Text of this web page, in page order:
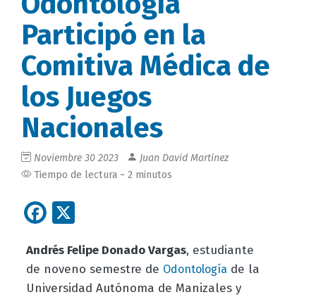
Participó en la
Comitiva Médica de
los Juegos
Nacionales
Noviembre 30 2023
Juan David Martinez
Tiempo de lectura ~ 2 minutos
Facebook
Andrés Felipe Donado Vargas, estudiante
de noveno semestre de Odontologíade la
Universidad Autónoma de Manizales y